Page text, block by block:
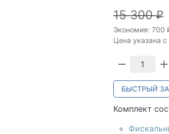
15 300₽
Экономия: 700
Цена указана
БЫСТРЫЙ
Комплект